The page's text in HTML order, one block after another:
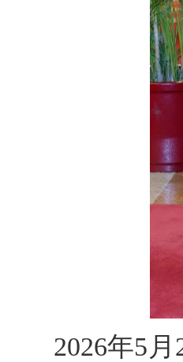
2026年5